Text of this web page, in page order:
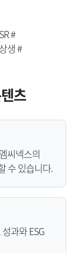
#
생 #
츠
씨넥스의
수 있습니다.
과와 ESG